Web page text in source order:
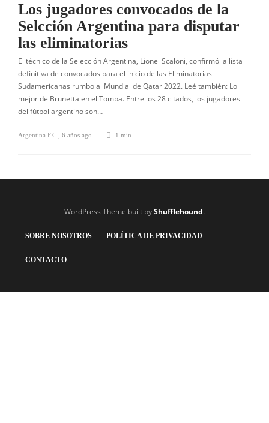
Los jugadores convocados de la
Selcción Argentina para disputar
las eliminatorias
El técnico de la Selección Argentina, Lionel Scaloni, confirmó la lista
definitiva de convocados para el inicio de las Eliminatorias
Sudamericanas rumbo al Mundial de Qatar 2022. Leé también: Lo
mejor de Brunetta en el Tomba. Entre los 28 citados, los jugadores
del fútbol argentino son…
Argentina F.C. 6 años ago 1 min
WordPress Theme built byShufflehound.
SOBRE NOSOTROS POLÍTICA DE PRIVACIDAD
CONTACTO